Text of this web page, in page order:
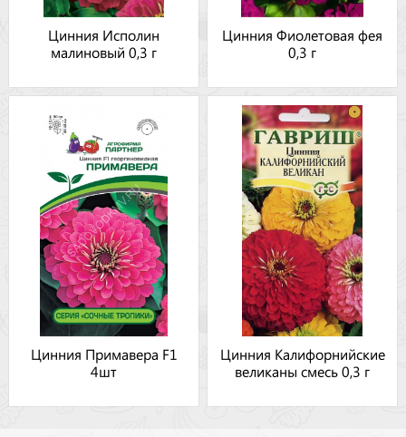
Цинния Исполин
малиновый 0,3 г
Цинния Фиолетовая фея
0,3 г
Цинния Примавера F1
4шт
Цинния Калифорнийские
великаны смесь 0,3 г